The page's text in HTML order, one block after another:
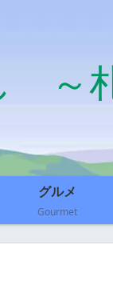
～
グルメ
Gourmet